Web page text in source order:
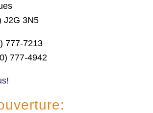
J2G 3N5
777-7213
777-4942